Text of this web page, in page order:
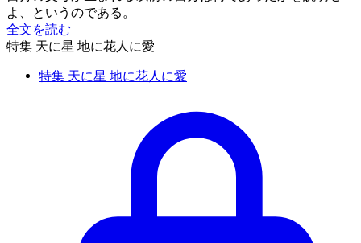
よ、というのである。
全文を読む
特集 天に星 地に花人に愛
特集 天に星 地に花人に愛